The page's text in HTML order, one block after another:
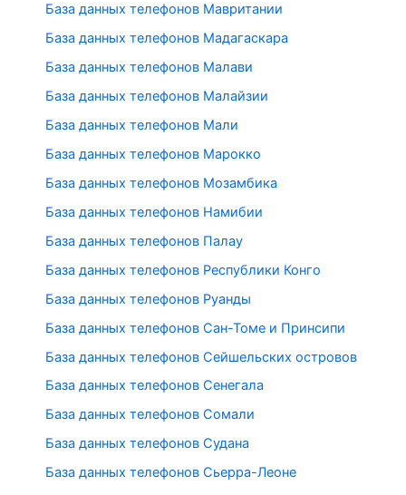
База данных телефонов Мавритании
База данных телефонов Мадагаскара
База данных телефонов Малави
База данных телефонов Малайзии
База данных телефонов Мали
База данных телефонов Марокко
База данных телефонов Мозамбика
База данных телефонов Намибии
База данных телефонов Палау
База данных телефонов Республики Конго
База данных телефонов Руанды
База данных телефонов Сан-Томе и Принсипи
База данных телефонов Сейшельских островов
База данных телефонов Сенегала
База данных телефонов Сомали
База данных телефонов Судана
База данных телефонов Сьерра-Леоне